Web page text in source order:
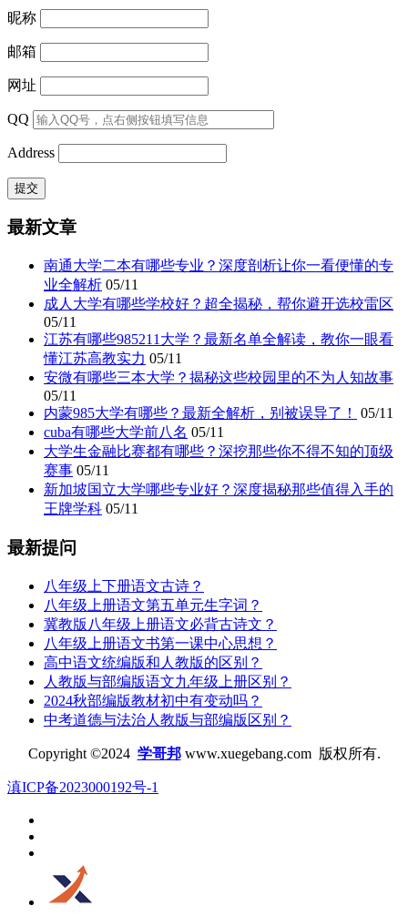
昵称
邮箱
网址
QQ
Address
最新文章
南通大学二本有哪些专业？深度剖析让你一看便懂的专
业全解析 05/11
成人大学有哪些学校好？超全揭秘，帮你避开选校雷区
05/11
江苏有哪些985211大学？最新名单全解读，教你一眼看
懂江苏高教实力 05/11
安微有哪些三本大学？揭秘这些校园里的不为人知故事
05/11
内蒙985大学有哪些？最新全解析，别被误导了！
05/11
cuba有哪些大学前八名 05/11
大学生金融比赛都有哪些？深挖那些你不得不知的顶级
赛事 05/11
新加坡国立大学哪些专业好？深度揭秘那些值得入手的
王牌学科 05/11
最新提问
八年级上下册语文古诗？
八年级上册语文第五单元生字词？
冀教版八年级上册语文必背古诗文？
八年级上册语文书第一课中心思想？
高中语文统编版和人教版的区别？
人教版与部编版语文九年级上册区别？
2024秋部编版教材初中有变动吗？
中考道德与法治人教版与部编版区别？
Copyright ©2024 学哥邦www.xuegebang.com 版权所有.
滇ICP备2023000192号-1